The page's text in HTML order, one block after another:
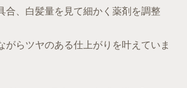
合、白髪量を見て細かく薬剤を調整
がらツヤのある仕上がりを叶えていま